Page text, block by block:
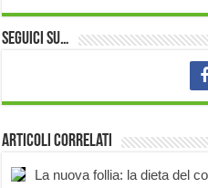
Seguici su…
Articoli correlati
La nuova follia: la dieta del